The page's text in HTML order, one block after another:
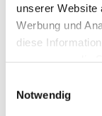
unserer Website
Werbung und
diese
haben. Details
Notwendig